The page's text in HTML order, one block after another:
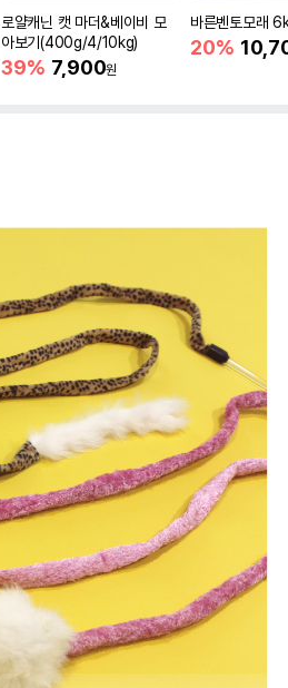
로얄캐닌 캣 마더&베이비 모
아보기(400g/4/10kg)
39% 7,900원
바른벤토모래
20%